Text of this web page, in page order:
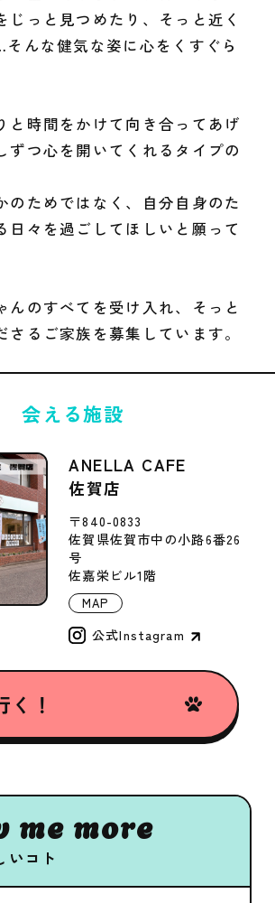
じっと見つめたり、そっと近く
んな健気な姿に心をくすぐら
と時間をかけて向き合ってあげ
ずつ心を開いてくれるタイプの
のためではなく、自分自身のた
日々を過ごしてほしいと願って
んのすべてを受け入れ、そっと
さるご家族を募集しています。
会える施設
ANELLA CAFE
佐賀店
〒840-0833
佐賀県佐賀市中の小路6番26
号
佐嘉栄ビル1階
MAP
公式Instagram
く！
me more
いコト